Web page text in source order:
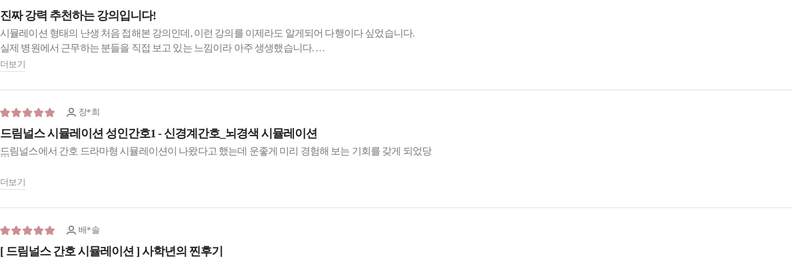
진짜 강력 추천하는 강의입니다!
시뮬레이션 형태의 난생 처음 접해본 강의인데, 이런 강의를 이제라도 알게되어 다행이다 싶었습니다.
실제 병원에서 근무하는 분들을 직접 보고 있는 느낌이라 아주 생생했습니다.
강의 구성도 단계별로 나뉘어 세세하게 알려주셔서 실무에 많은 도움이 될 것 같습니다.
후에 취업해서 중환자실에 간다면 지금 강의를 들으며 정리해 둔 정리본이 아주 큰 도움이 될 것이고, 다른 부서에 가게된다면 시기에 맞춰서 다른 강의를 들어봐야겠네요 : )
정말 추천드리는 강의입니다! 좋은 강의 감사합니다 : )
더보기
장*희
드림널스 시뮬레이션 성인간호1 - 신경계간호_뇌경색 시뮬레이션
드림널스에서 간호 드라마형 시뮬레이션이 나왔다고 했는데 운좋게 미리 경험해 보는 기회를 갖게 되었당
특히 나는 첫 성인간호1 실습을 신경외과에서 3/6~3/24까지 하고 온 간호학생으로서 임상이랑 진짜 똑같을지 궁금했고 간호학생이 실습 가기 전/후, 그리고 간호사가 임상에 나가기전 공부하는데
그리고 결과는 진짜...소름이었다....그 이유는...지금부터 나옴
내가 본 강의는 신경계간호_뇌경색 시뮬레이션이었는데 초반은 뇌경색 관련 기본 지식, 임상증상, 주요약물 강의가 있었고 후반부에 드라마 시뮬레이션 강의가 있었다. 초반부분은 성간책에서
더보기
배*솔
[ 드림널스 간호 시뮬레이션 ] 사학년의 찐후기